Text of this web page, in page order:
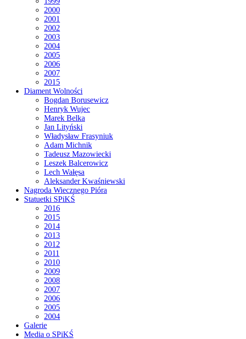
2000
2001
2002
2003
2004
2005
2006
2007
2015
Diament Wolności
Bogdan Borusewicz
Henryk Wujec
Marek Belka
Jan Lityński
Władysław Frasyniuk
Adam Michnik
Tadeusz Mazowiecki
Leszek Balcerowicz
Lech Wałęsa
Aleksander Kwaśniewski
Nagroda Wiecznego Pióra
Statuetki SPiKŚ
2016
2015
2014
2013
2012
2011
2010
2009
2008
2007
2006
2005
2004
Galerie
Media o SPiKŚ